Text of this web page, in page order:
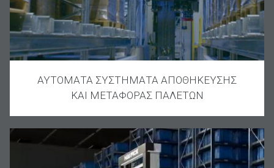
ΑΥΤΟΜΑΤΑ ΣΥΣΤΗΜΑΤΑ ΑΠΟΘΗΚΕΥΣΗΣ
ΚΑΙ ΜΕΤΑΦΟΡΑΣ ΠΑΛΕΤΩΝ